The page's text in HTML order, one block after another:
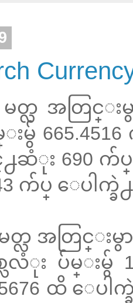
မတ္လ အတြင္
မွ် 665.4516
႕ဆံုး 690 က်
က်ပ္ ေပါက္ခဲ
မတ္လ အတြင္
း ပ်မ္းမွ်
ထိ ေပါက္